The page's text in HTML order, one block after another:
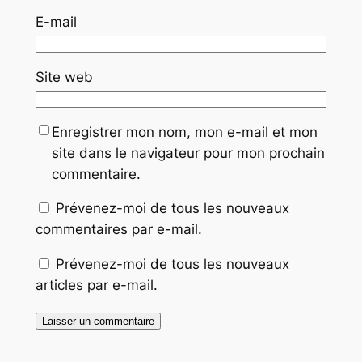
E-mail
Site web
Enregistrer mon nom, mon e-mail et mon
site dans le navigateur pour mon prochain
commentaire.
Prévenez-moi de tous les nouveaux
commentaires par e-mail.
Prévenez-moi de tous les nouveaux
articles par e-mail.